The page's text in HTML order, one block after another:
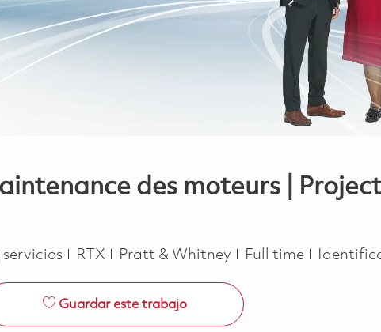
des moteurs |
servicios RTX Pratt & Whitney Job Type
Full time
Guardar este trabajo